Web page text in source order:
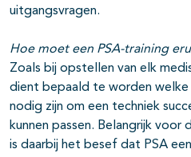
uitgangsvragen.
Hoe moet een PSA-training
Zoals bij opstellen van elk
dient bepaald te worden welke
nodig zijn om een techniek
kunnen passen. Belangrijk
is daarbij het besef dat PSA